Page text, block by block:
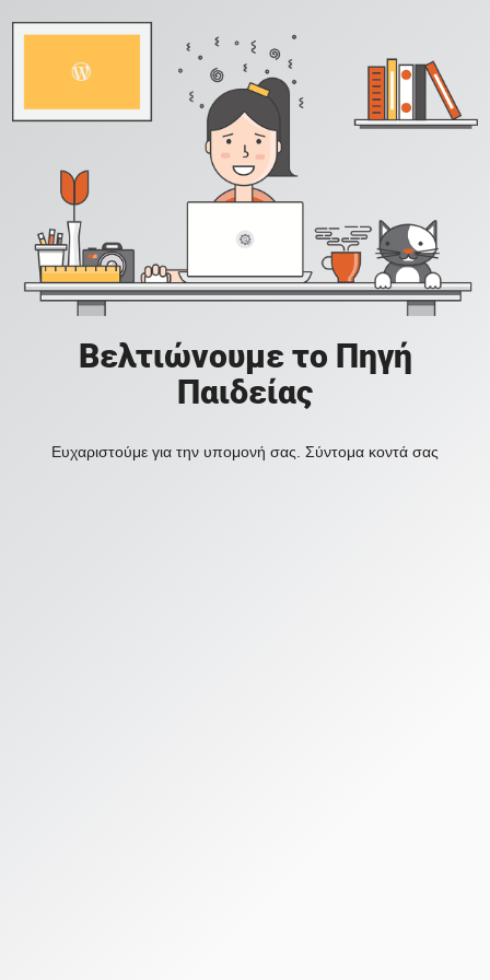
Βελτιώνουμε το Πηγή
Παιδείας
Ευχαριστούμε για την υπομονή σας. Σύντομα κοντά σας